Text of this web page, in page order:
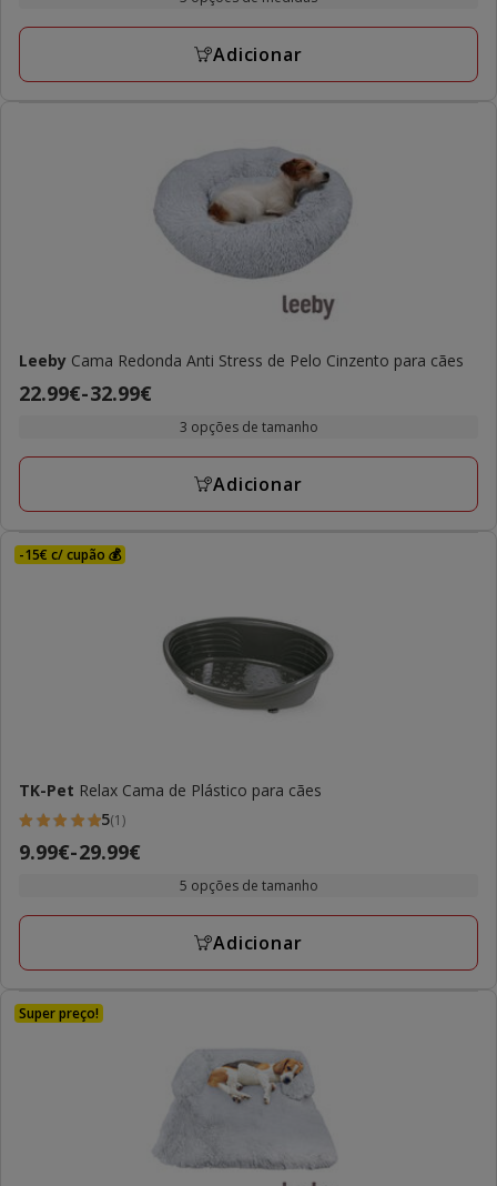
a
59.99€
Adicionar
Leeby Cama Redonda Anti Stress de Pelo Cinzento para cães
Preço
a
32.99€
22.99€-32.99€
3 opções de tamanho
Adicionar
-15€ c/ cupão 💰
TK-Pet Relax Cama de Plástico para cães
5
estrelas
1
5(1)
Preço
a
29.99€
9.99€-29.99€
5 opções de tamanho
Adicionar
Super preço!